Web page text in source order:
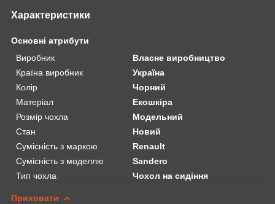
Характеристики
Основні атрибути
Виробник
Власне виробництво
Країна виробник
Україна
Колір
Чорний
Матеріал
Екошкіра
Розмір чохла
Модельний
Стан
Новий
Сумісність з маркою
Renault
Сумісність з моделлю
Sandero
Тип чохла
Чохол на сидіння
Приховати